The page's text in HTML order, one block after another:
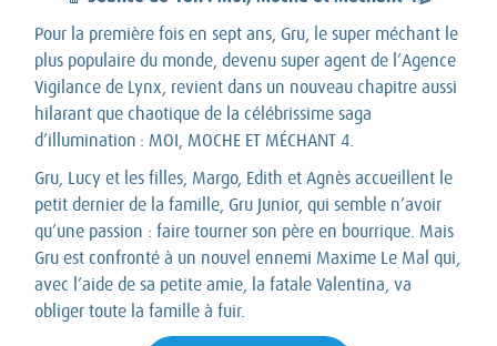
Pour la première fois en sept ans, Gru, le super méchant le
plus populaire du monde, devenu super agent de l’Agence
Vigilance de Lynx, revient dans un nouveau chapitre aussi
hilarant que chaotique de la célébrissime saga
d’illumination : MOI, MOCHE ET MÉCHANT 4.
Gru, Lucy et les filles, Margo, Edith et Agnès accueillent le
petit dernier de la famille, Gru Junior, qui semble n’avoir
qu’une passion : faire tourner son père en bourrique. Mais
Gru est confronté à un nouvel ennemi Maxime Le Mal qui,
avec l’aide de sa petite amie, la fatale Valentina, va
obliger toute la famille à fuir.